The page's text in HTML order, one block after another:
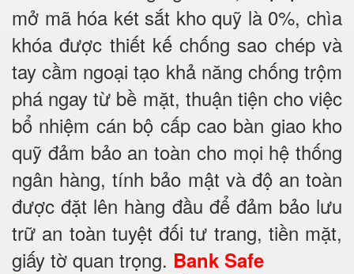
mở mã hóa két sắt kho quỹ là 0%, chìa
khóa được thiết kế chống sao chép và
tay cầm ngoại tạo khả năng chống trộm
phá ngay từ bề mặt, thuận tiện cho việc
bổ nhiệm cán bộ cấp cao bàn giao kho
quỹ đảm bảo an toàn cho mọi hệ thống
ngân hàng, tính bảo mật và độ an toàn
được đặt lên hàng đầu để đảm bảo lưu
trữ an toàn tuyệt đối tư trang, tiền mặt,
giấy tờ quan trọng. Bank Safe